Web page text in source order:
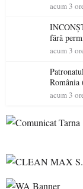
acum 3
fără
acum 3
România
electrică
acum 3